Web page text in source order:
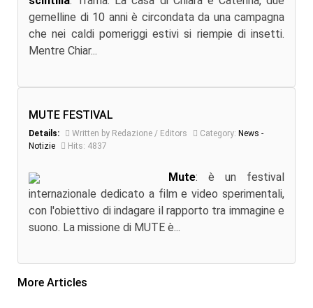
gemelline di 10 anni è circondata da una campagna
che nei caldi pomeriggi estivi si riempie di insetti.
Mentre Chiar...
MUTE FESTIVAL
Details: Written by Redazione / Editors Category: News -
Notizie
Hits: 4837
Mute: è un festival
internazionale dedicato a film e video sperimentali,
con l'obiettivo di indagare il rapporto tra immagine e
suono. La missione di MUTE è...
More Articles